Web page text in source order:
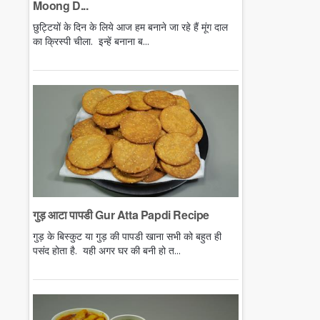
Moong D...
छुट्टियों के दिन के लिये आज हम बनाने जा रहे हैं मूंग दाल
का क्रिस्पी चीला. इन्हें बनाना ब...
गुड़ आटा पापडी Gur Atta Papdi Recipe
गुड़ के बिस्कुट या गुड़ की पापडी खाना सभी को बहुत ही
पसंद होता है. यही अगर घर की बनी हो त...